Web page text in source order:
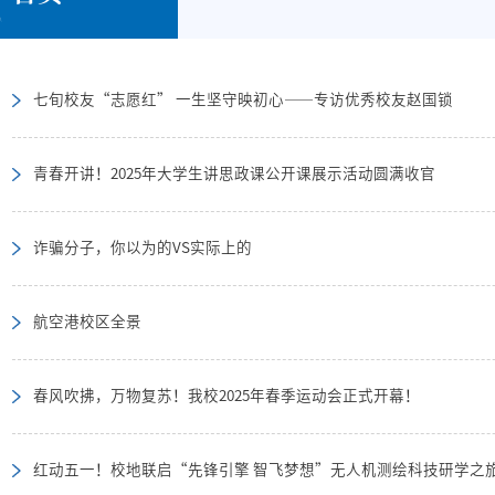
七旬校友“志愿红” 一生坚守映初心——专访优秀校友赵国锁
青春开讲！2025年大学生讲思政课公开课展示活动圆满收官
诈骗分子，你以为的VS实际上的
航空港校区全景
春风吹拂，万物复苏！我校2025年春季运动会正式开幕！
红动五一！校地联启“先锋引擎 智飞梦想”无人机测绘科技研学之